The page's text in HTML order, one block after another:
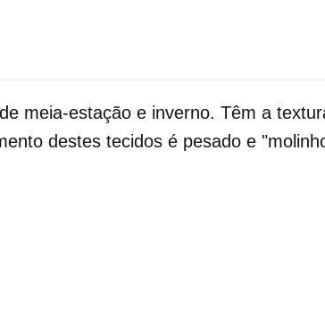
meia-estação e inverno. Têm a
destes tecidos é pesado e